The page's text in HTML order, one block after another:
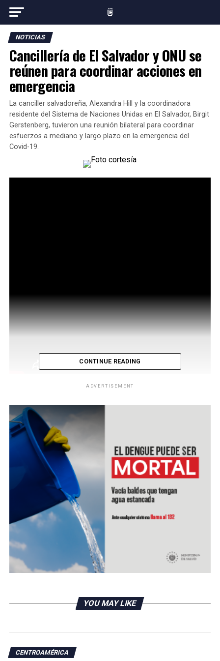
NOTICIAS
Cancillería de El Salvador y ONU se
reúnen para coordinar acciones en
emergencia
La canciller salvadoreña, Alexandra Hill y la coordinadora
residente del Sistema de Naciones Unidas en El Salvador, Birgit
Gerstenberg, tuvieron una reunión bilateral para coordinar
esfuerzos a mediano y largo plazo en la emergencia del
Covid-19.
coordinadora residente del Sistema de Naciones Unidas
en El Salvador, Birgit Gerstenberg, tuvieron una reunión
bilateral para coordinar esfuerzos a mediano y largo
plazo en la emergencia del Covid-19.
La Cancillería del país centroamericano, aprovechó
para agradecer a las Naciones Unidas por el apoyo que
han dado a El Salvador en momentos difíciles como la
crisis actual.
El propósito de la reunión era iniciar una conversación
que permita construir estrategias para atender la crisis
de manera conjunta, los temas que se priorizarán en ese
esfuerzo son la salud, la crisis económica y la salud
mental de los salvadoreños.
CONTINUE READING
ADVERTISEMENT
YOU MAY LIKE
CENTROAMÉRICA